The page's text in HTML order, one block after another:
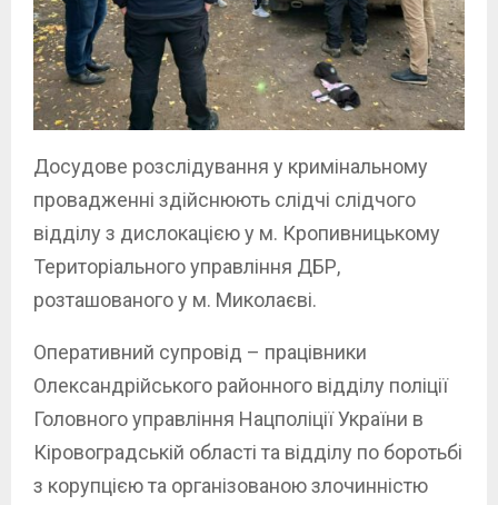
Досудове розслідування у кримінальному
провадженні здійснюють слідчі слідчого
відділу з дислокацією у м. Кропивницькому
Територіального управління ДБР,
розташованого у м. Миколаєві.
Оперативний супровід – працівники
Олександрійського районного відділу поліції
Головного управління Нацполіції України в
Кіровоградській області та відділу по боротьбі
з корупцією та організованою злочинністю